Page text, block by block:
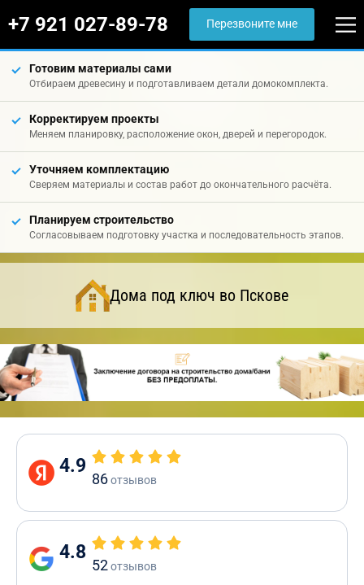
+7 921 027-89-78 Перезвоните мне
Готовим материалы сами
Отбираем древесину и подготавливаем детали домокомплекта.
Корректируем проекты
Меняем планировку, расположение окон, дверей и перегородок.
Уточняем комплектацию
Сверяем материалы и состав работ до окончательного расчёта.
Планируем строительство
Согласовываем подготовку участка и последовательность этапов.
Дома под ключ во Пскове
4.9
86отзывов
4.8
52отзывов